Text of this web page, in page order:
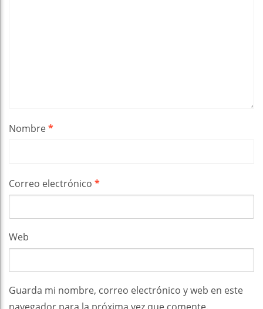
Nombre*
Correo electrónico *
Web
Guarda mi nombre, correo electrónico y web en este